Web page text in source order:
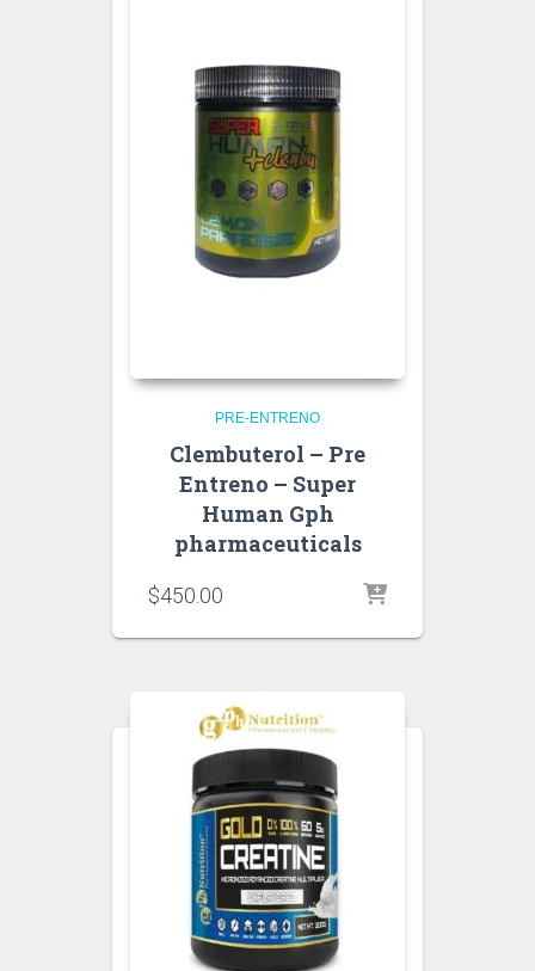
PRE-ENTRENO
Clembuterol – Pre
Entreno – Super
Human Gph
pharmaceuticals
$450.00